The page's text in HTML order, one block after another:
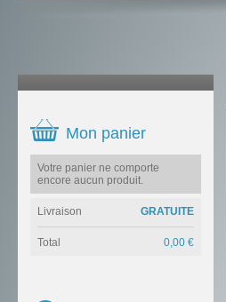
Mon panier
Votre panier ne comporte
encore aucun produit.
Livraison GRATUITE
Total 0,00 €